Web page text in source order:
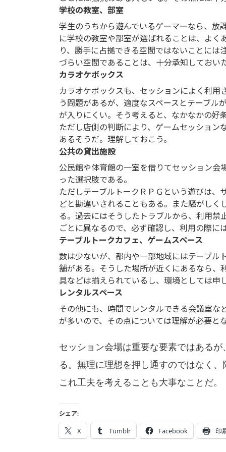
学校の教室、部室
学生のうちから遊んでいるゲーマーなら、放
に学校の教室や部室が選ばれることは、よ
り、勝手に占拠できる空間ではないことに
づらい空間であることは、十分承知しておい
カラオケボックス
カラオケボックスも、セッションによく利
う問題があるが、適度なスペースとテーブル
が入りにくい。そう考えると、なかなかの好
ただし店側の判断により、ゲームセッショ
あるそうだ。理解しておこう。
公共の貸出施設
公民館や体育館の一室を借りてセッション
った選択肢である。
ただしテーブルトークＲＰＧという遊びは
どと勘違いされることもある。また騒がし
る。過去にはそうしたトラブルから、利用
ごとに異なるので、必ず確認し、利用の際に
テーブルトークカフェ、ゲームスペース
数は少ないが、都内や一部地域にはテーブル
舗がある。そうした場所が近くにあるなら、
具などは揃えられているし、環境としては申
レンタルスペース
その他にも、時間でレンタルできる会議室
が多いので、その点については理解が必要と
セッション会場は重要な要素ではある
る。無理に理想を押し通すのではなく
これ工夫を考えることも大事なことだ。
シェア:
X Tumblr Facebook 印